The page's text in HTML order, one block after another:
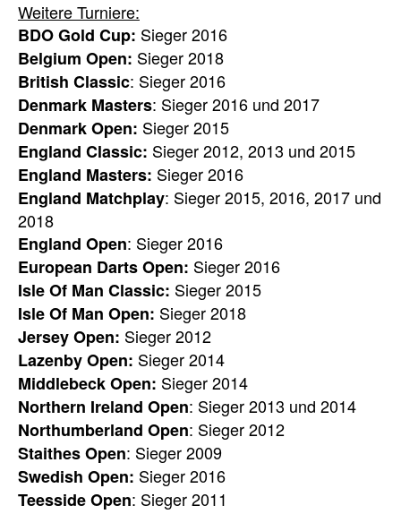
Weitere Turniere:
BDO Gold Cup: Sieger 2016
Belgium Open: Sieger 2018
British Classic: Sieger 2016
Denmark Masters: Sieger 2016 und 2017
Denmark Open: Sieger 2015
England Classic: Sieger 2012, 2013 und 2015
England Masters: Sieger 2016
England Matchplay: Sieger 2015, 2016, 2017 und
2018
England Open: Sieger 2016
European Darts Open: Sieger 2016
Isle Of Man Classic: Sieger 2015
Isle Of Man Open: Sieger 2018
Jersey Open: Sieger 2012
Lazenby Open: Sieger 2014
Middlebeck Open: Sieger 2014
Northern Ireland Open: Sieger 2013 und 2014
Northumberland Open: Sieger 2012
Staithes Open: Sieger 2009
Swedish Open: Sieger 2016
Teesside Open: Sieger 2011